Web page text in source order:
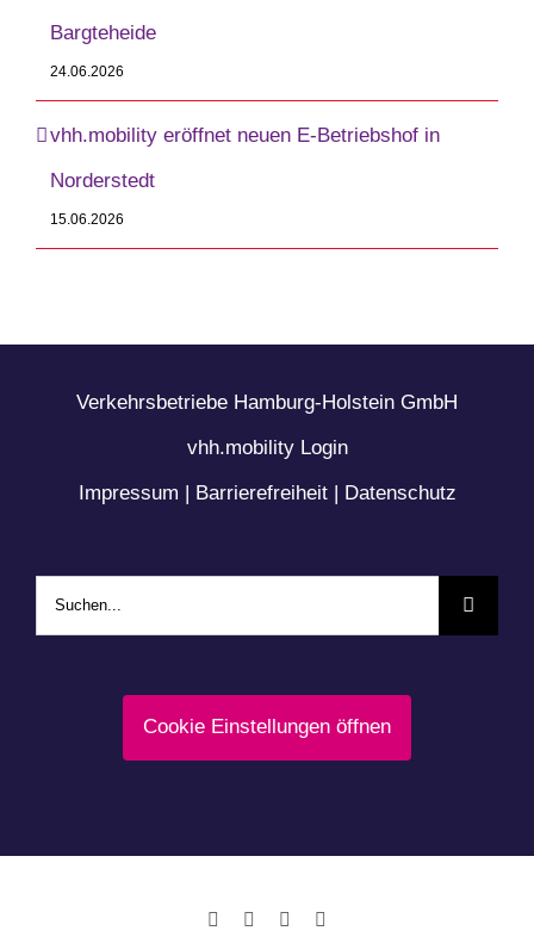
Bargteheide
24.06.2026
vhh.mobility eröffnet neuen E-Betriebshof in
Norderstedt
15.06.2026
Verkehrsbetriebe Hamburg-Holstein GmbH
vhh.mobility Login
Impressum | Barrierefreiheit| Datenschutz
Suche
nach:
Cookie Einstellungen öffnen
FacebookLinkedInInstagram